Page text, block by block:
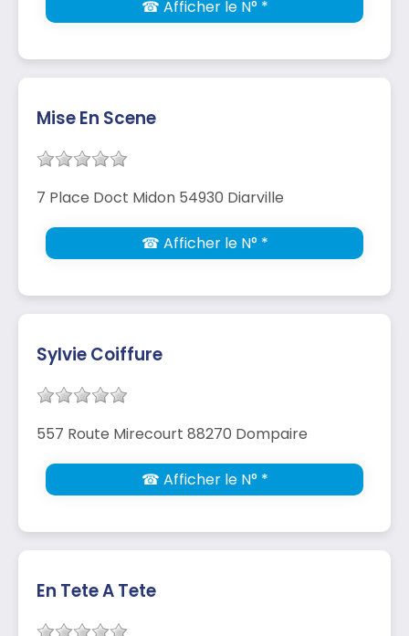
☎ Afficher le N° *
Mise En Scene
7 Place Doct Midon 54930 Diarville
☎ Afficher le N° *
Sylvie Coiffure
557 Route Mirecourt 88270 Dompaire
☎ Afficher le N° *
En Tete A Tete